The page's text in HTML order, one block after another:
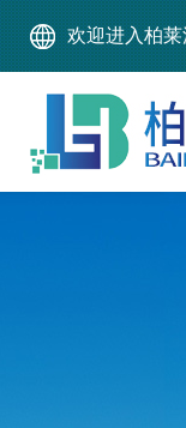
欢迎进入柏莱